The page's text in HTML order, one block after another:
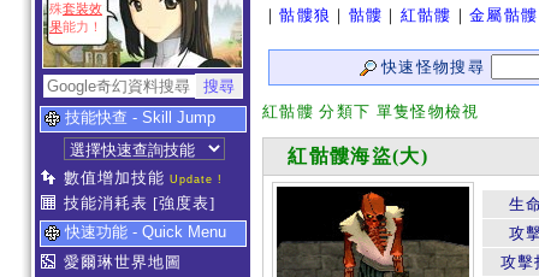
殊套裝效
果能力！
技能快查 - Skill Jump
數值增加技能 Update !
技能消耗表 [強度表]
快速功能 - Quick Menu
愛爾琳世界地圖
｜骷髏狼 ｜ 骷髏 ｜ 紅骷髏 ｜金屬骷髏
快速怪物搜尋
紅骷髏 分類下 單隻怪物檢視
紅骷髏海盜(大)
生
攻
攻擊